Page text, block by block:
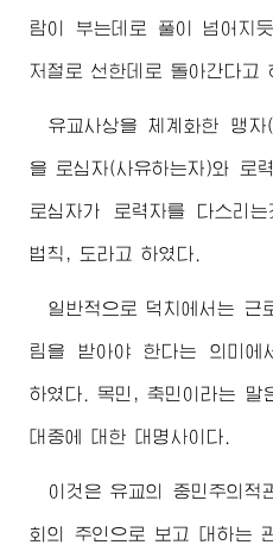
람이 부는데로 풀이 넘어지
저절로 선한데로 돌아간다고
유교사상을 체계화한 맹
을 로심자(사유하는자)와 로
로심자가 로력자를 다스리
법칙, 도라고 하였다.
일반적으로 덕치에서는 근
림을 받아야 한다는 의미에
하였다. 목민, 축민이라는 말
대중에 대한 대명사이다.
이것은 유교의 중민주의적
회의 주인으로 보고 대하는